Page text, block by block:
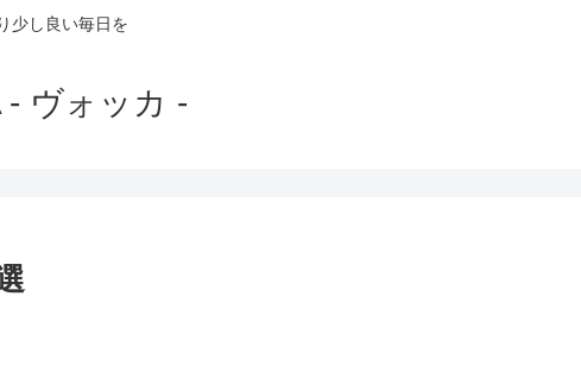
少し良い毎日を
- ヴォッカ -